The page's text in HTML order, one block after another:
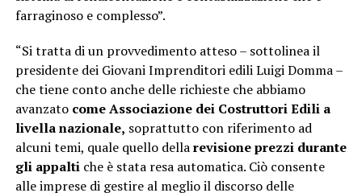
farraginoso e complesso”.
“Si tratta di un provvedimento atteso – sottolinea il
presidente dei Giovani Imprenditori edili Luigi Domma –
che tiene conto anche delle richieste che abbiamo
avanzato come Associazione dei Costruttori Edili a
livella nazionale, soprattutto con riferimento ad
alcuni temi, quale quello dellarevisione prezzi durante
gli appaltiche è stata resa automatica. Ciò consente
alle imprese di gestire al meglio il discorso delle